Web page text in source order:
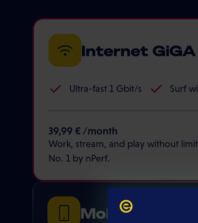
Internet GiGA
Ultra-fast 1 Gbit/s Surf
Work, stream, and play without
No. 1 by nPerf.
39,99 € /month
Mobile